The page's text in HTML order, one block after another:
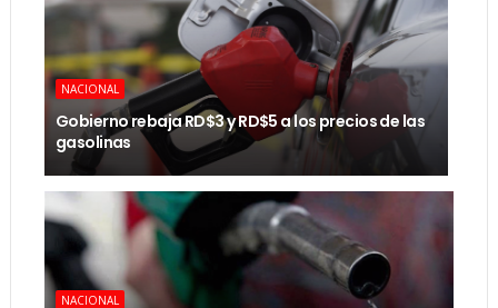
NACIONAL
Gobierno rebaja RD$3 y RD$5 a los precios de las
gasolinas
NACIONAL